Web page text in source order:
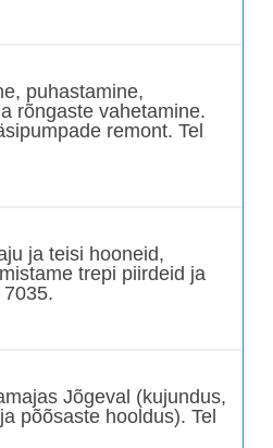
puhastamine,
rõngaste vahetamine.
remont. Tel
ja teisi hooneid,
trepi piirdeid ja
Jõgeval (kujundus,
põõsaste hooldus). Tel